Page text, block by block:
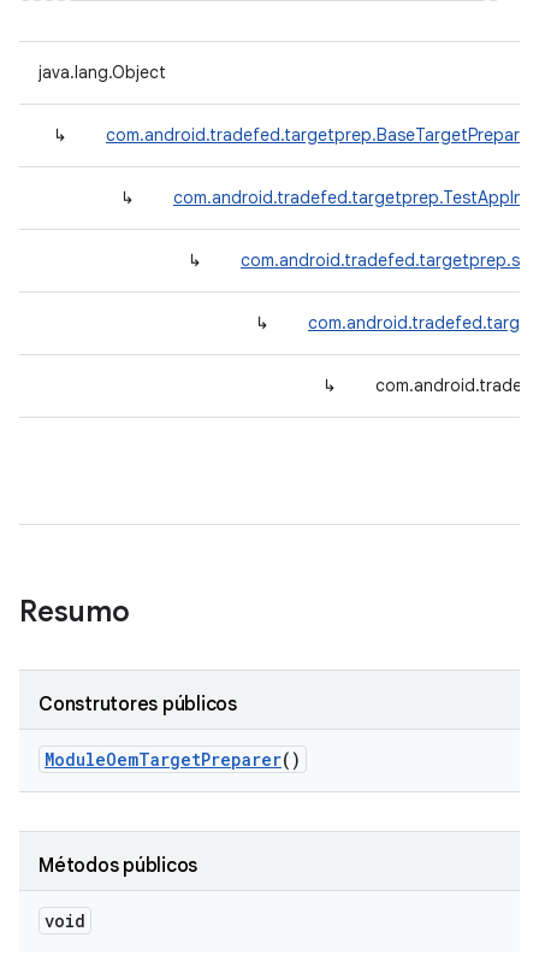
java.lang.Object
↳ com.android.tradefed.targetprep.BaseTargetPreparer
↳
↳
↳
↳
Resumo
Construtores públicos
ModuleOemTargetPreparer()
Métodos públicos
void